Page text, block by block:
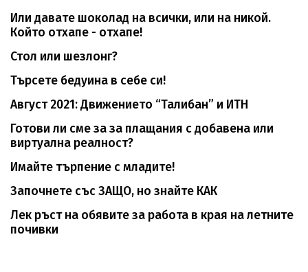
Или давате шоколад на всички, или на никой.
Който отхапе - отхапе!
Стол или шезлонг?
Търсете бедуина в себе си!
Август 2021: Движението “Талибан” и ИТН
Готови ли сме за за плащания с добавена или
виртуална реалност?
Имайте търпение с младите!
Започнете със ЗАЩО, но знайте КАК
Лек ръст на обявите за работа в края на летните
почивки